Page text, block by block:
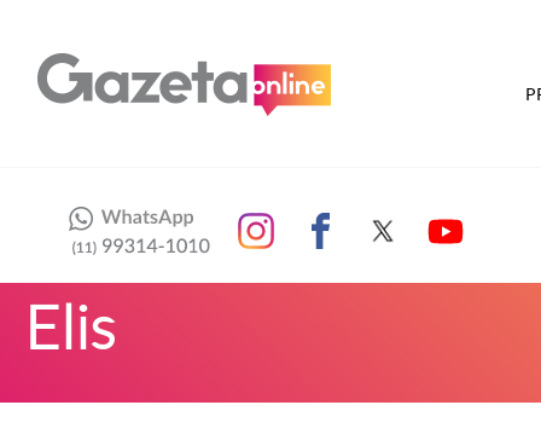
Elis